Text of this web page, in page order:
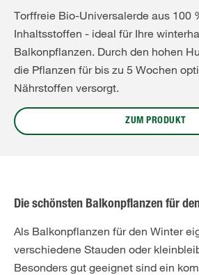
Torffreie Bio-Universalerde aus 100
Inhaltsstoffen - ideal für Ihre
Balkonpflanzen. Durch den hohen
die Pflanzen für bis zu 5 Wochen
Nährstoffen versorgt.
ZUM PRODUKT
Die schönsten Balkonpflanzen für
Als Balkonpflanzen für den Winter
verschiedene Stauden oder
Besonders gut geeignet sind ein